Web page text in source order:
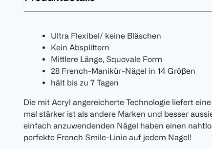
Ultra Flexibel/ keine Bläschen
Kein Absplittern
Mittlere Länge, Squovale Form
28 French-Manikür-Nägel in 14 Größen
hält bis zu 7 Tagen
Die mit Acryl angereicherte Technologie liefert
mal stärker ist als andere Marken und besser
einfach anzuwendenden Nägel haben einen
perfekte French Smile-Linie auf jedem Nagel!